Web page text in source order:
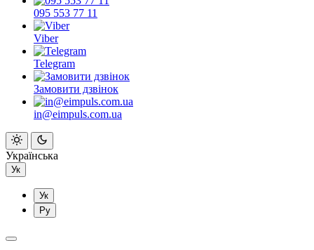
095 553 77 11
Viber
Telegram
Замовити дзвінок
in@eimpuls.com.ua
Українська
Ук
Ук
Ру